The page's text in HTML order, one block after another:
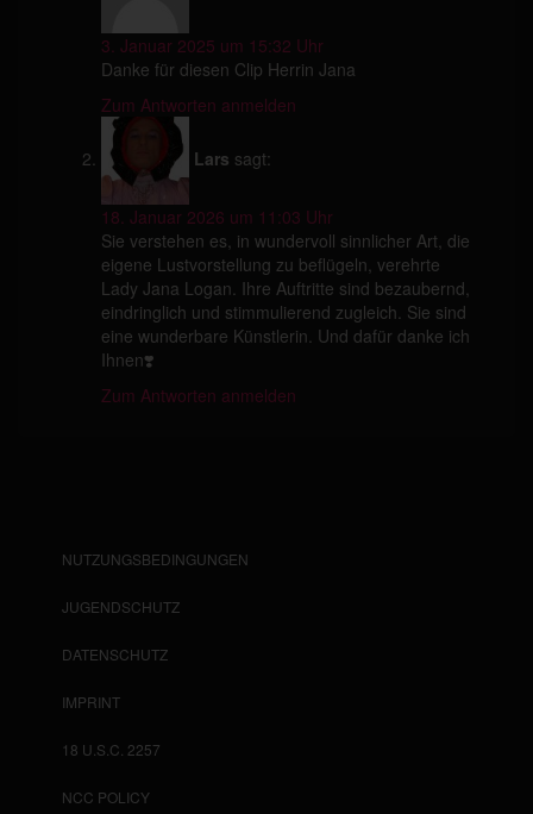
3. Januar 2025 um 15:32 Uhr
Danke für diesen Clip Herrin Jana
Zum Antworten anmelden
Lars sagt:
18. Januar 2026 um 11:03 Uhr
Sie verstehen es, in wundervoll sinnlicher Art, die
eigene Lustvorstellung zu beflügeln, verehrte
Lady Jana Logan. Ihre Auftritte sind bezaubernd,
eindringlich und stimmulierend zugleich. Sie sind
eine wunderbare Künstlerin. Und dafür danke ich
Ihnen❣️
Zum Antworten anmelden
NUTZUNGSBEDINGUNGEN
JUGENDSCHUTZ
DATENSCHUTZ
IMPRINT
18 U.S.C. 2257
NCC POLICY